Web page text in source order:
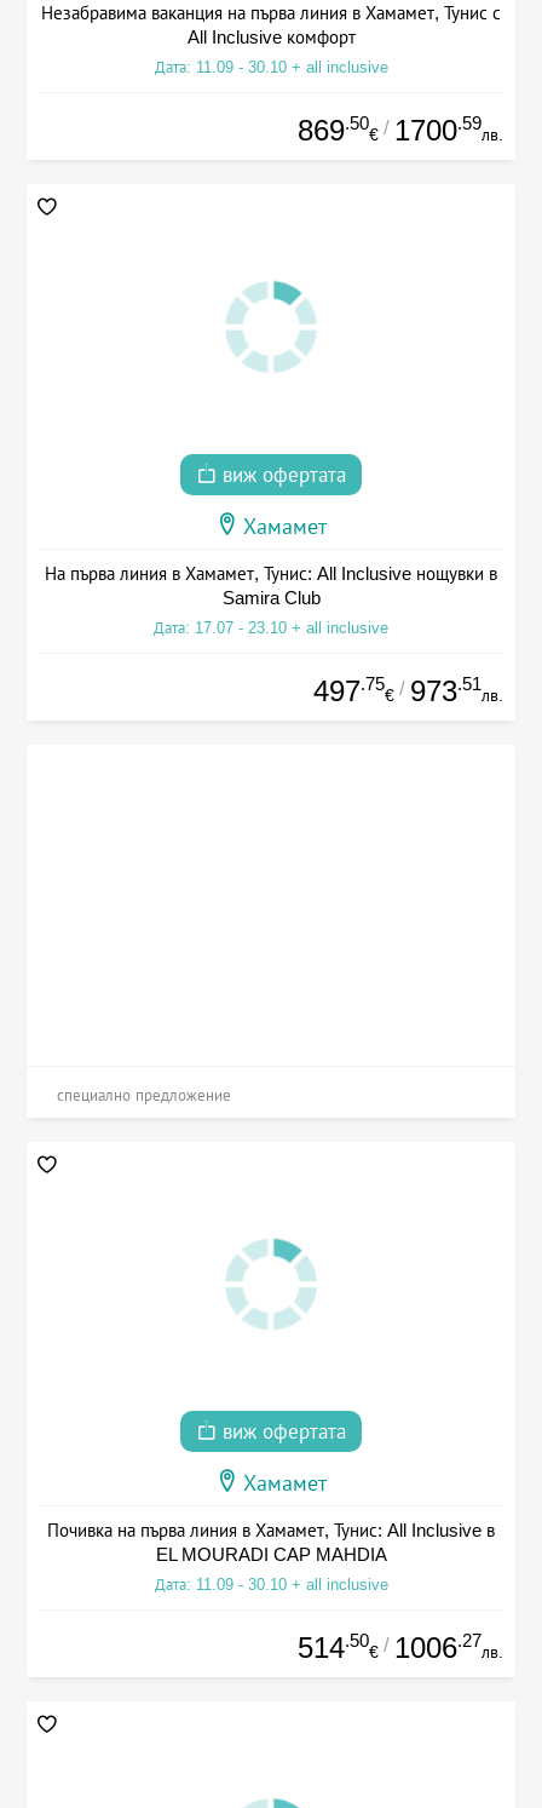
Незабравима ваканция на първа линия в Хамамет, Тунис с
All Inclusive комфорт
Дата: 11.09 - 30.10 + all inclusive
869.50
€ / 1700.59
лв.
виж офертата
Хамамет
На първа линия в Хамамет, Тунис: All Inclusive нощувки в
Samira Club
Дата: 17.07 - 23.10 + all inclusive
497.75
€ / 973.51
лв.
специално предложение
виж офертата
Хамамет
Почивка на първа линия в Хамамет, Тунис: All Inclusive в
EL MOURADI CAP MAHDIA
Дата: 11.09 - 30.10 + all inclusive
514.50
€ / 1006.27
лв.